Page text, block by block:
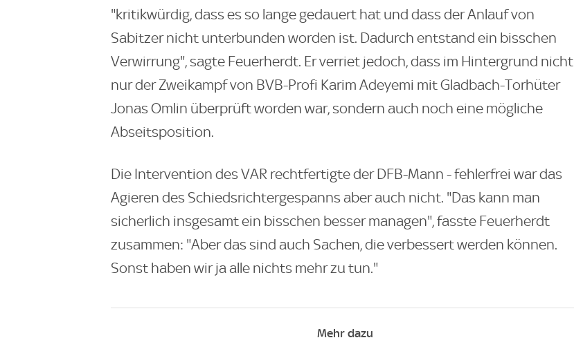
"kritikwürdig, dass es so lange gedauert hat und dass der Anlauf von
Sabitzer nicht unterbunden worden ist. Dadurch entstand ein bisschen
Verwirrung", sagte Feuerherdt. Er verriet jedoch, dass im Hintergrund nicht
nur der Zweikampf von BVB-Profi Karim Adeyemi mit Gladbach-Torhüter
Jonas Omlin überprüft worden war, sondern auch noch eine mögliche
Abseitsposition.
Die Intervention des VAR rechtfertigte der DFB-Mann - fehlerfrei war das
Agieren des Schiedsrichtergespanns aber auch nicht. "Das kann man
sicherlich insgesamt ein bisschen besser managen", fasste Feuerherdt
zusammen: "Aber das sind auch Sachen, die verbessert werden können.
Sonst haben wir ja alle nichts mehr zu tun."
Mehr dazu